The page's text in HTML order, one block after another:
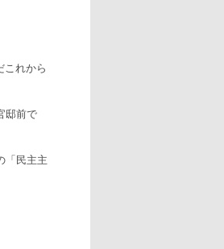
これから
邸前で
「民主主